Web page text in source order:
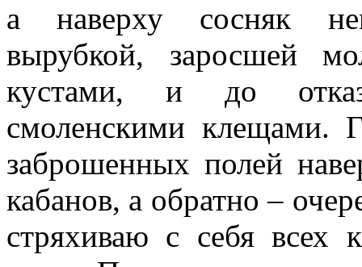
а наверху сосняк
вырубкой, заросшей
кустами, и до
смоленскими клещами.
заброшенных полей
кабанов, а обратно –
стряхиваю с себя всех